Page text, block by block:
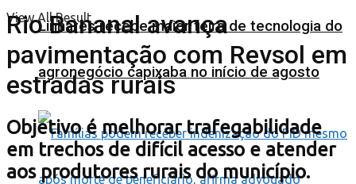
Linhares recebe maior feira de tecnologia do
agronegócio capixaba no início de agosto
View All Result
Rio Bananal avança
pavimentação com Revsol em
estradas rurais
Objetivo é melhorar trafegabilidade
em trechos de difícil acesso e atender
aos produtores rurais do município.